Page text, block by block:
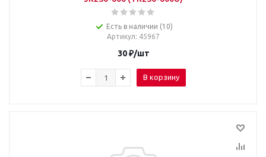
Есть в наличии (10)
Артикул: 45967
30₽/шт
В корзину